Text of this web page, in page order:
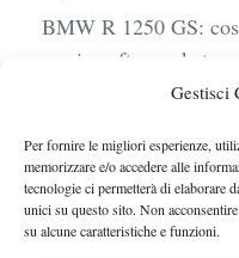
Gestisci
Per fornire le migliori esperienze,
memorizzare e/o accedere alle
tecnologie ci permetterà di elaborare
unici su questo sito. Non
su alcune caratteristiche e funzioni.
BMW R 1250 GS:
scarico aftermarket
Audi Q4 e-Tron 40
sostenibile, stile,
termine
Ufficiale l’arrivo
obbligatori in Italia